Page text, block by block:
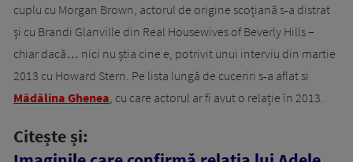
cuplu cu Morgan Brown, actorul de origine scoțiană s-a distrat
și cu Brandi Glanville din Real Housewives of Beverly Hills –
chiar dacă… nici nu știa cine e, potrivit unui interviu din martie
2013 cu Howard Stern. Pe lista lungă de cuceriri s-a aflat si
Mădălina Ghenea, cu care actorul ar fi avut o relație în 2013.
Citește și: